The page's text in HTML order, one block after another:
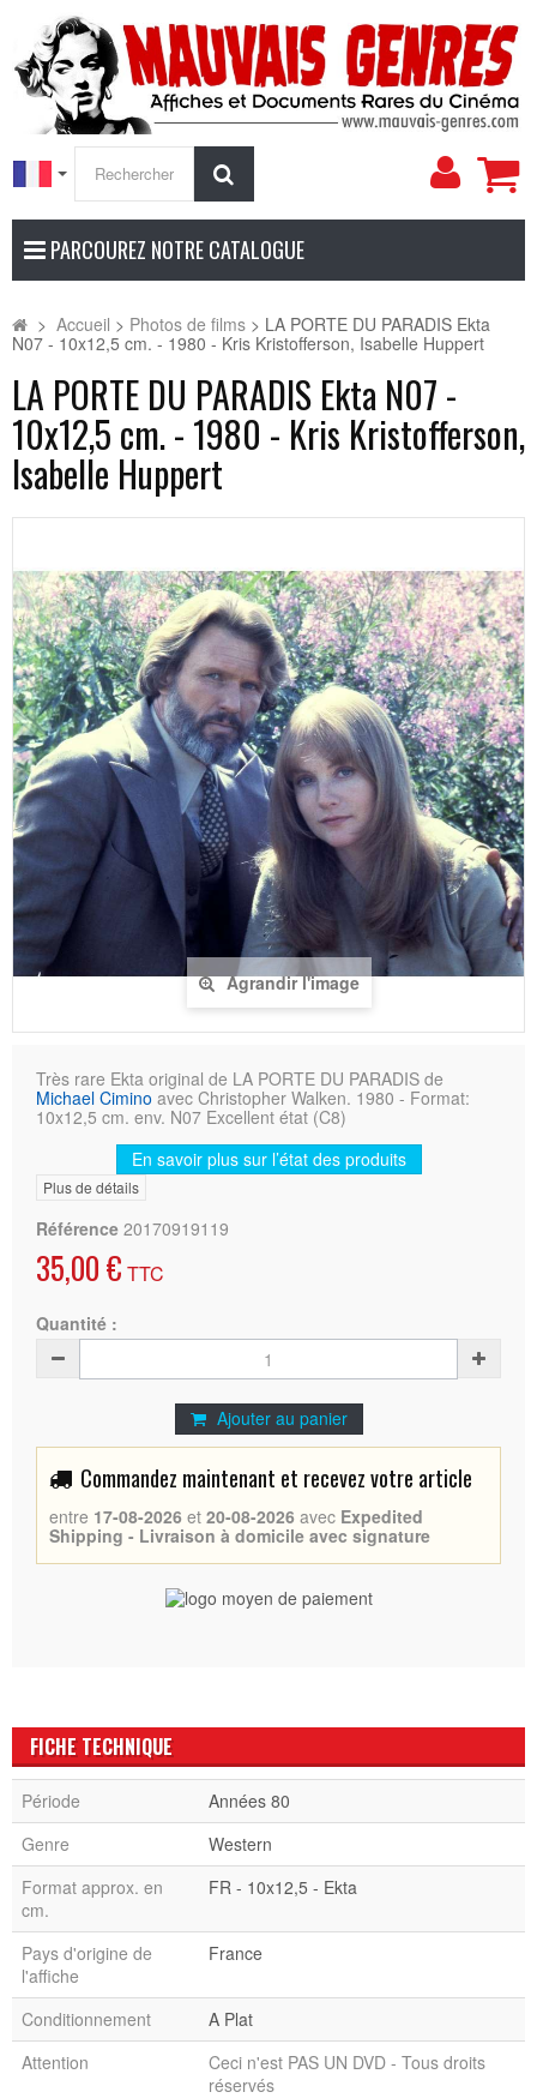
Mon
PARCOUREZ NOTRE CATALOGUE
> Accueil > Photos de films > LA PORTE DU PARADIS Ekta
N07 - 10x12,5 cm. - 1980 - Kris Kristofferson, Isabelle Huppert
LA PORTE DU PARADIS Ekta N07 -
10x12,5 cm. - 1980 - Kris Kristofferson,
Isabelle Huppert
Agrandir l'image
Très rare Ekta original de LA PORTE DU PARADIS de
Michael Cimino avec Christopher Walken. 1980 - Format:
10x12,5 cm. env. N07 Excellent état (C8)
En savoir plus sur l’état des produits
Plus de détails
Référence 20170919119
35,00 € TTC
Quantité :
Ajouter au panier
Commandez maintenant et recevez votre article
entre 17-08-2026 et 20-08-2026 avec Expedited
Shipping - Livraison à domicile avec signature
FICHE TECHNIQUE
Période
Années 80
Genre
Western
Format approx. en
cm.
FR - 10x12,5 - Ekta
Pays d'origine de
l'affiche
France
Conditionnement
A Plat
Attention
Ceci n'est PAS UN DVD - Tous droits
réservés